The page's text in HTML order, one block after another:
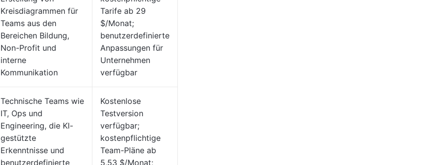
Kreisdiagrammen für
Teams aus den
Bereichen Bildung,
Non-Profit und
interne
Kommunikation
Tarife ab 29
$/Monat;
benutzerdefinierte
Anpassungen für
Unternehmen
verfügbar
Technische Teams wie
IT, Ops und
Engineering, die KI-
gestützte
Erkenntnisse und
benutzerdefinierte
Kostenlose
Testversion
verfügbar;
kostenpflichtige
Team-Pläne ab
5,53 $/Monat;